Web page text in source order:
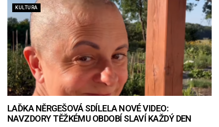
KULTURA
LAĎKA NĚRGEŠOVÁ SDÍLELA NOVÉ VIDEO:
NAVZDORY TĚŽKÉMU OBDOBÍ SLAVÍ KAŽDÝ DEN